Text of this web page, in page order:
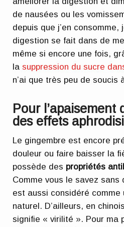
de nausées ou les
depuis que j’en consomme,
digestion se fait dans de
même si encore une fois,
la suppression du sucre
n’ai que très peu de soucis
Pour l’apaisement
des effets
Le gingembre est encore
douleur ou faire baisser la
possède des propriétés
Comme vous le savez sans
est aussi considéré comme
naturel. D’ailleurs, en
signifie « virilité ». Pour ma